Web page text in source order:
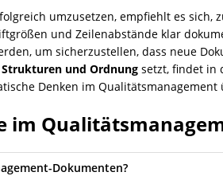
umzusetzen, empfiehlt es sich,
und Zeilenabstände klar
um sicherzustellen, dass neue
und Ordnung setzt, findet in
Denken im Qualitätsmanagement
im
Dokumenten?